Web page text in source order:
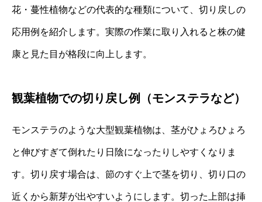
花・蔓性植物などの代表的な種類について、切り戻しの
応用例を紹介します。実際の作業に取り入れると株の健
康と見た目が格段に向上します。
観葉植物での切り戻し例（モンステラなど）
モンステラのような大型観葉植物は、茎がひょろひょろ
と伸びすぎて倒れたり日陰になったりしやすくなりま
す。切り戻す場合は、節のすぐ上で茎を切り、切り口の
近くから新芽が出やすいようにします。切った上部は挿